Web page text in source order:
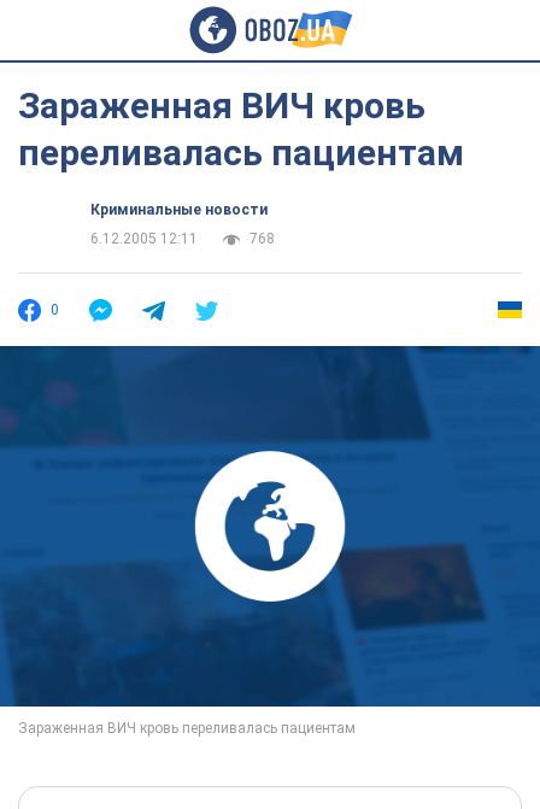
Зараженная ВИЧ кровь
переливалась пациентам
Криминальные новости
6.12.2005 12:11
768
0